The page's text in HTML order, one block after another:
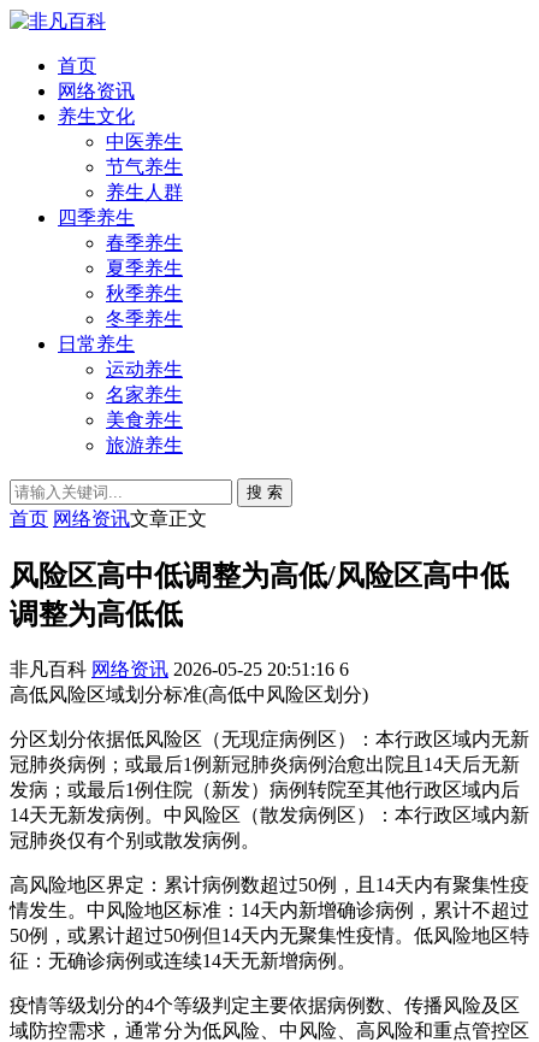
首页
网络资讯
养生文化
中医养生
节气养生
养生人群
四季养生
春季养生
夏季养生
秋季养生
冬季养生
日常养生
运动养生
名家养生
美食养生
旅游养生
搜 索
首页 网络资讯文章正文
风险区高中低调整为高低/风险区高中低
调整为高低低
非凡百科 网络资讯 2026-05-25 20:51:16 6
高低风险区域划分标准(高低中风险区划分)
分区划分依据低风险区（无现症病例区）：本行政区域内无新
冠肺炎病例；或最后1例新冠肺炎病例治愈出院且14天后无新
发病；或最后1例住院（新发）病例转院至其他行政区域内后
14天无新发病例。中风险区（散发病例区）：本行政区域内新
冠肺炎仅有个别或散发病例。
高风险地区界定：累计病例数超过50例，且14天内有聚集性疫
情发生。中风险地区标准：14天内新增确诊病例，累计不超过
50例，或累计超过50例但14天内无聚集性疫情。低风险地区特
征：无确诊病例或连续14天无新增病例。
疫情等级划分的4个等级判定主要依据病例数、传播风险及区
域防控需求，通常分为低风险、中风险、高风险和重点管控区